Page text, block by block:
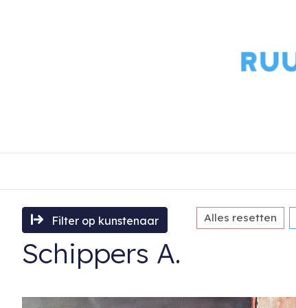
Filter op kunstenaar Alles resetten
Schippers A.